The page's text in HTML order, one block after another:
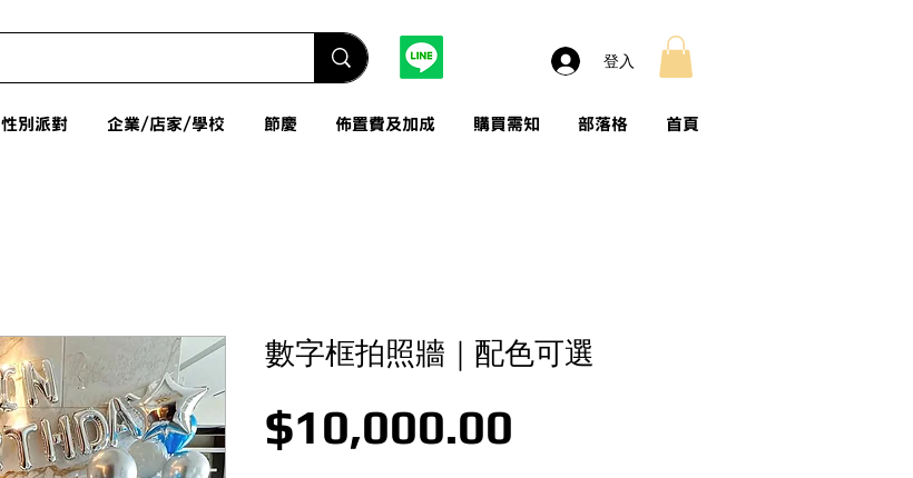
登入
性別派對 企業/店家/學校 節慶 佈置費及加成 購買需知 部落格 首頁
數字框拍照牆｜配色可選
$10,000.00